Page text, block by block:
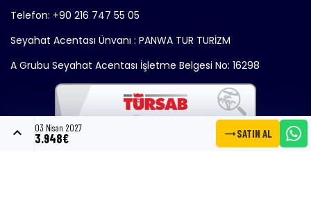
expand_less 03 Nisan 2027
3.948€ trending_flatSATIN AL
Telefon: +90 216 747 55 05
Seyahat Acentası Ünvanı : PANWA TUR TURİZM
A Grubu Seyahat Acentası İşletme Belgesi No: 16298